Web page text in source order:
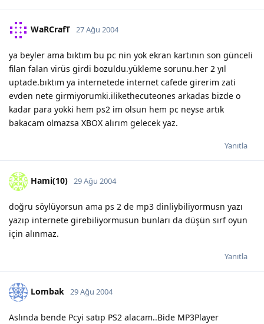
WaRCrafT 27 Ağu 2004
ya beyler ama bıktım bu pc nin yok ekran kartının son günceli
filan falan virüs girdi bozuldu.yükleme sorunu.her 2 yıl
uptade.bıktım ya internetede internet cafede girerim zati
evden nete girmiyorumki.ilikethecuteones arkadas bizde o
kadar para yokki hem ps2 im olsun hem pc neyse artık
bakacam olmazsa XBOX alırım gelecek yaz.
Yanıtla
Hami(10) 29 Ağu 2004
doğru söylüyorsun ama ps 2 de mp3 dinliybiliyormusn yazı
yazıp internete girebiliyormusun bunları da düşün sırf oyun
için alınmaz.
Yanıtla
Lombak 29 Ağu 2004
Aslında bende Pcyi satıp PS2 alacam..Bide MP3Player